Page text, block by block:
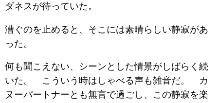
ダネスが待っていた。
漕ぐのを止めると、そこには素晴らしい静寂があ
った。
何も聞こえない、シーンとした情景がしばらく続
いた。 こういう時はしゃべる声も雑音だ。 カ
ヌーパートナーとも無言で過ごし、この静寂を楽